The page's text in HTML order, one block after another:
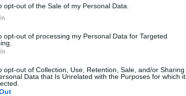
opt-out of the Sale of my Personal Data.
opt-out of processing my Personal Data for Targeted
opt-out of Collection, Use, Retention, Sale, and/or Sharing
Data that Is Unrelated with the Purposes for which it
fake βίντεο
με βίντεο που